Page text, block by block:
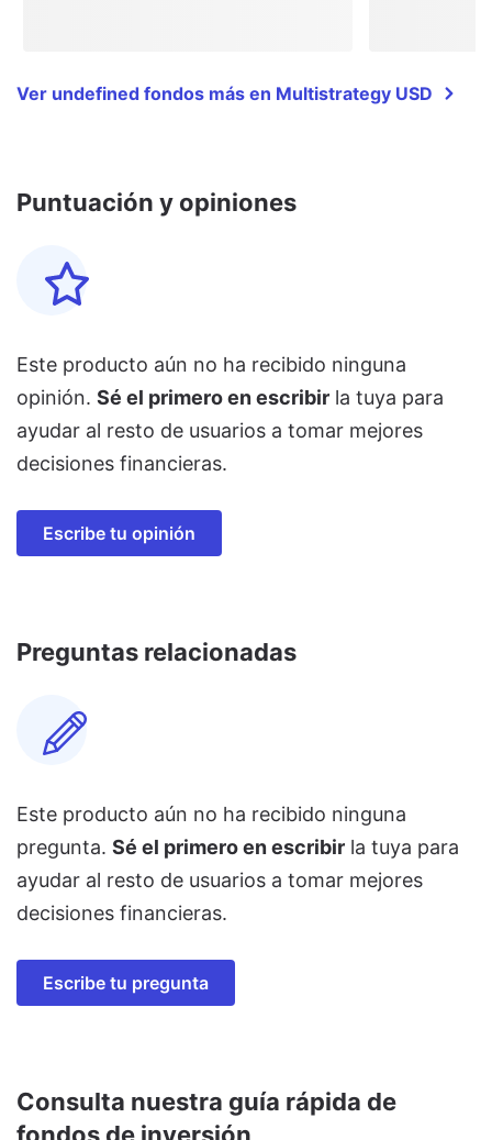
Ver undefined fondos más en Multistrategy USD
Puntuación y opiniones
Este producto aún no ha recibido ninguna
opinión. Sé el primero en escribir la tuya para
ayudar al resto de usuarios a tomar mejores
decisiones financieras.
Escribe tu opinión
Preguntas relacionadas
Este producto aún no ha recibido ninguna
pregunta. Sé el primero en escribir la tuya para
ayudar al resto de usuarios a tomar mejores
decisiones financieras.
Escribe tu pregunta
Consulta nuestra guía rápida de
fondos de inversión